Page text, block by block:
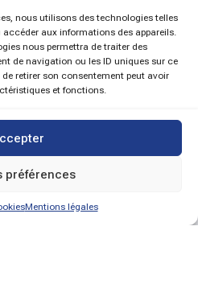
nous utilisons des technologies telles
aux informations des appareils.
nous permettra de traiter des
de navigation ou les ID uniques sur ce
retirer son consentement peut avoir
et fonctions.
préférences
Mentions légales